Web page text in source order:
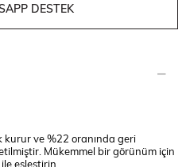
DESTEK
kurur ve %22 oranında geri
Mükemmel bir görünüm için
eşleştirin.